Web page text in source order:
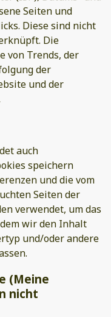
Seiten und
Diese sind nicht
Die
von Trends, der
der
und der
auch
speichern
und die vom
Seiten der
verwendet, um das
wir den Inhalt
und/oder andere
(Meine
nicht